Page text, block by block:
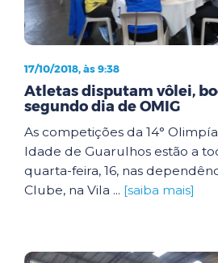
17/10/2018, às 9:38
Atletas disputam vôlei,
segundo dia de OMIG
As competições da 14°
Idade de Guarulhos estão a
quarta-feira, 16, nas
Clube, na Vila ... [saiba mais]